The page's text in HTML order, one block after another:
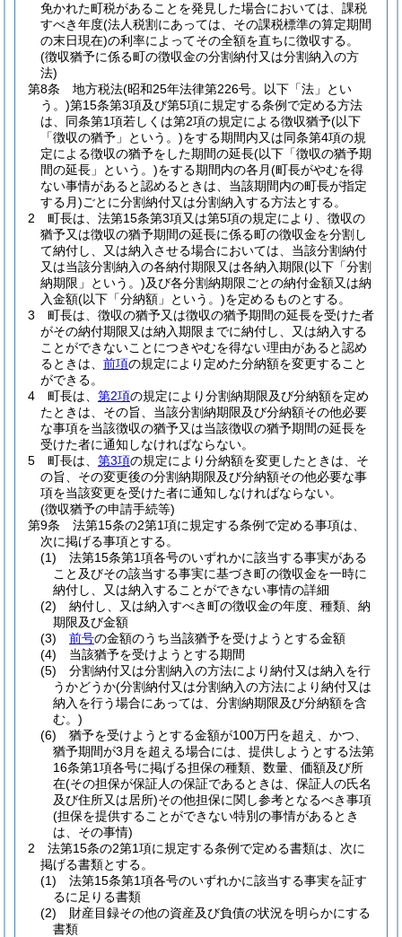
免かれた町税があることを発見した場合においては、課税
すべき年度(法人税割にあっては、その課税標準の算定期間
の末日現在)の利率によってその全額を直ちに徴収する。
(徴収猶予に係る町の徴収金の分割納付又は分割納入の方
法)
第8条
地方税法(昭和25年法律第226号。以下「法」とい
う。)第15条第3項及び第5項に規定する条例で定める方法
は、同条第1項若しくは第2項の規定による徴収猶予(以下
「徴収の猶予」という。)をする期間内又は同条第4項の規
定による徴収の猶予をした期間の延長(以下「徴収の猶予期
間の延長」という。)をする期間内の各月(町長がやむを得
ない事情があると認めるときは、当該期間内の町長が指定
する月)ごとに分割納付又は分割納入する方法とする。
2
町長は、法第15条第3項又は第5項の規定により、徴収の
猶予又は徴収の猶予期間の延長に係る町の徴収金を分割し
て納付し、又は納入させる場合においては、当該分割納付
又は当該分割納入の各納付期限又は各納入期限(以下「分割
納期限」という。)及び各分割納期限ごとの納付金額又は納
入金額(以下「分納額」という。)を定めるものとする。
3
町長は、徴収の猶予又は徴収の猶予期間の延長を受けた者
がその納付期限又は納入期限までに納付し、又は納入する
ことができないことにつきやむを得ない理由があると認め
るときは、 前項の規定により定めた分納額を変更すること
ができる。
4
町長は、 第2項の規定により分割納期限及び分納額を定め
たときは、その旨、当該分割納期限及び分納額その他必要
な事項を当該徴収の猶予又は当該徴収の猶予期間の延長を
受けた者に通知しなければならない。
5
町長は、 第3項の規定により分納額を変更したときは、そ
の旨、その変更後の分割納期限及び分納額その他必要な事
項を当該変更を受けた者に通知しなければならない。
(徴収猶予の申請手続等)
第9条
法第15条の2第1項に規定する条例で定める事項は、
次に掲げる事項とする。
(1)
法第15条第1項各号のいずれかに該当する事実がある
こと及びその該当する事実に基づき町の徴収金を一時に
納付し、又は納入することができない事情の詳細
(2)
納付し、又は納入すべき町の徴収金の年度、種類、納
期限及び金額
(3)
前号の金額のうち当該猶予を受けようとする金額
(4)
当該猶予を受けようとする期間
(5)
分割納付又は分割納入の方法により納付又は納入を行
うかどうか(分割納付又は分割納入の方法により納付又は
納入を行う場合にあっては、分割納期限及び分納額を含
む。)
(6)
猶予を受けようとする金額が100万円を超え、かつ、
猶予期間が3月を超える場合には、提供しようとする法第
16条第1項各号に掲げる担保の種類、数量、価額及び所
在(その担保が保証人の保証であるときは、保証人の氏名
及び住所又は居所)その他担保に関し参考となるべき事項
(担保を提供することができない特別の事情があるとき
は、その事情)
2
法第15条の2第1項に規定する条例で定める書類は、次に
掲げる書類とする。
(1)
法第15条第1項各号のいずれかに該当する事実を証す
るに足りる書類
(2)
財産目録その他の資産及び負債の状況を明らかにする
書類